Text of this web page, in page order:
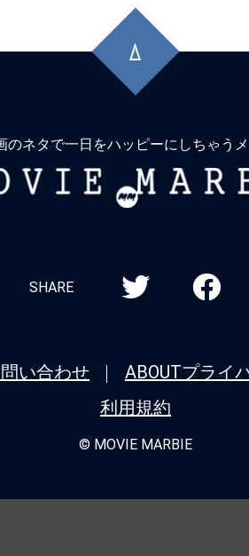
頭
に
のネタで一日をハッピーにしちゃう
SHARE
い合わせ ABOUTプライ
利用規約
© MOVIE MARBIE